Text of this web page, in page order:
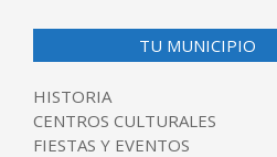
TU MUNICIPIO
HISTORIA
CENTROS CULTURALES
FIESTAS Y EVENTOS